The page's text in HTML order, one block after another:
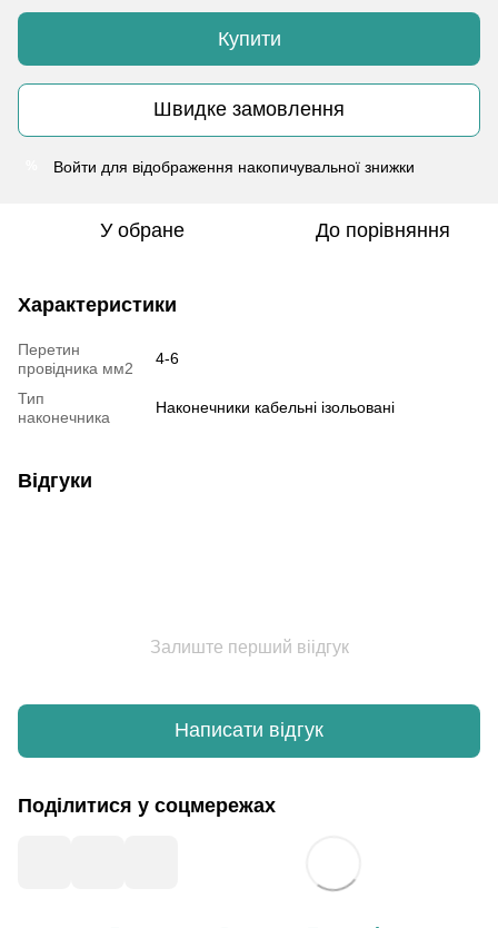
Купити
Швидке замовлення
Войти для відображення накопичувальної знижки
У обране До порівняння
Характеристики
Перетин
провідника мм2
4-6
Тип
наконечника
Наконечники кабельні ізольовані
Відгуки
Залиште перший віідгук
Написати відгук
Поділитися у соцмережах